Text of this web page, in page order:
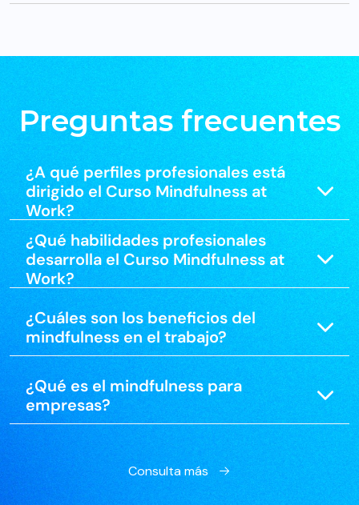
Preguntas frecuentes
¿A qué perfiles profesionales está
dirigido el Curso Mindfulness at
Work?
¿Qué habilidades profesionales
desarrolla el Curso Mindfulness at
Work?
¿Cuáles son los beneficios del
mindfulness en el trabajo?
¿Qué es el mindfulness para
empresas?
Consulta más